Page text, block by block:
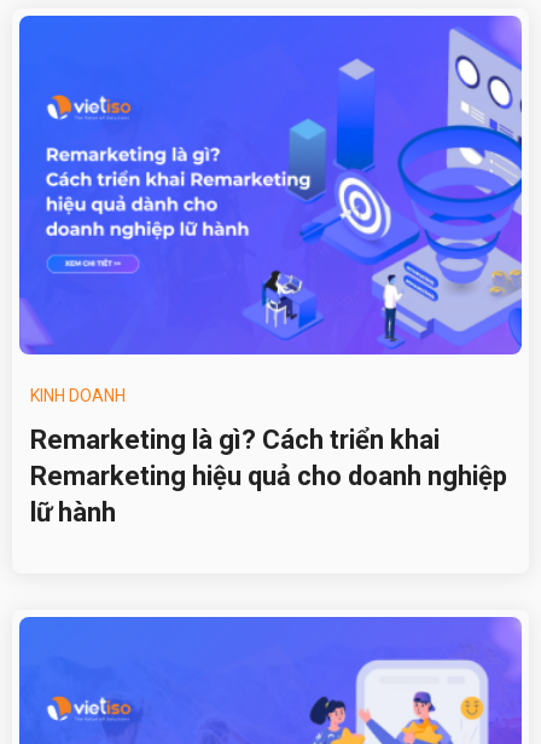
KINH DOANH
Remarketing là gì? Cách triển khai
Remarketing hiệu quả cho doanh nghiệp
lữ hành